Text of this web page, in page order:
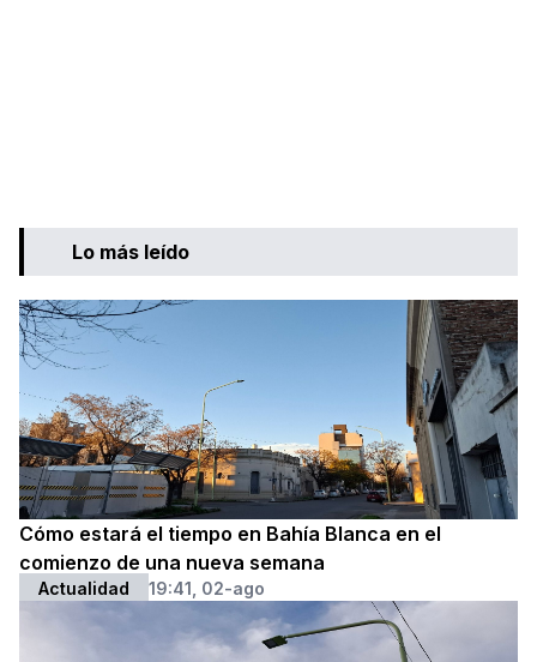
Lo más leído
Cómo estará el tiempo en Bahía Blanca en el
comienzo de una nueva semana
Actualidad 19:41, 02-ago